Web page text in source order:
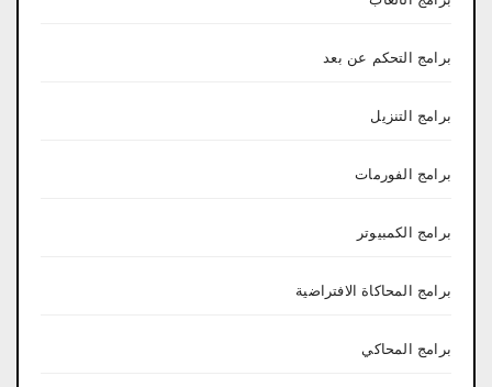
برامج التحكم عن بعد
برامج التنزيل
برامج الفورمات
برامج الكمبيوتر
برامج المحاكاة الافتراضية
برامج المحاكي